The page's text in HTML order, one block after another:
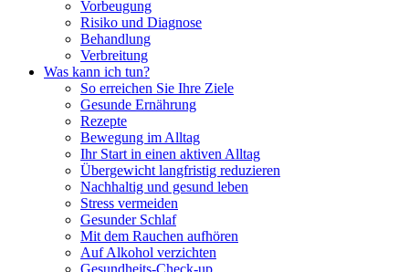
Vorbeugung
Risiko und Diagnose
Behandlung
Verbreitung
Was kann ich tun?
So erreichen Sie Ihre Ziele
Gesunde Ernährung
Rezepte
Bewegung im Alltag
Ihr Start in einen aktiven Alltag
Übergewicht langfristig reduzieren
Nachhaltig und gesund leben
Stress vermeiden
Gesunder Schlaf
Mit dem Rauchen aufhören
Auf Alkohol verzichten
Gesundheits-Check-up